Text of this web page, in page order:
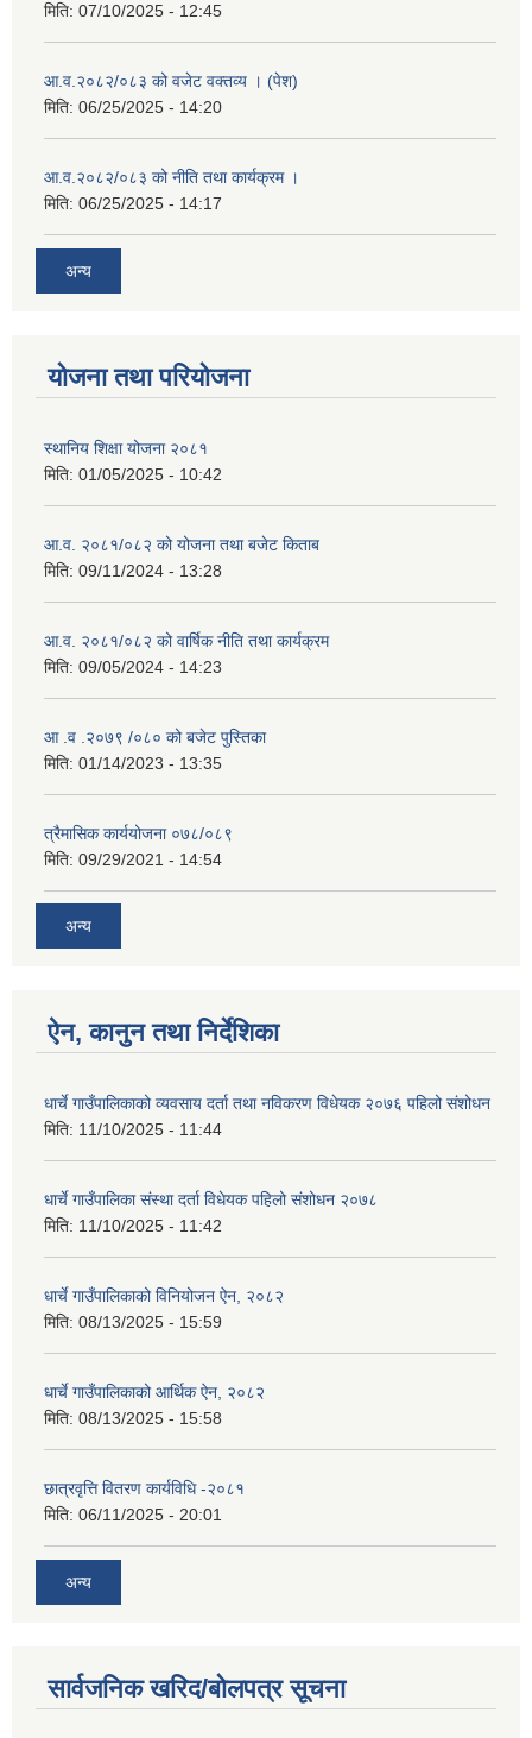
मिति: 07/10/2025 - 12:45
आ.व.२०८२/०८३ को वजेट वक्तव्य । (पेश)
मिति: 06/25/2025 - 14:20
आ.व.२०८२/०८३ को नीति तथा कार्यक्रम ।
मिति: 06/25/2025 - 14:17
अन्य
योजना तथा परियोजना
स्थानिय शिक्षा योजना २०८१
मिति: 01/05/2025 - 10:42
आ.व. २०८१/०८२ को योजना तथा बजेट किताब
मिति: 09/11/2024 - 13:28
आ.व. २०८१/०८२ को वार्षिक नीति तथा कार्यक्रम
मिति: 09/05/2024 - 14:23
आ .व .२०७९ /०८० को बजेट पुस्तिका
मिति: 01/14/2023 - 13:35
त्रैमासिक कार्ययोजना ०७८/०८९
मिति: 09/29/2021 - 14:54
अन्य
ऐन, कानुन तथा निर्देशिका
धार्चे गाउँपालिकाको व्यवसाय दर्ता तथा नविकरण विधेयक २०७६ पहिलो संशोधन
मिति: 11/10/2025 - 11:44
धार्चे गाउँपालिका संस्था दर्ता विधेयक पहिलो संशोधन २०७८
मिति: 11/10/2025 - 11:42
धार्चे गाउँपालिकाको विनियोजन ऐन, २०८२
मिति: 08/13/2025 - 15:59
धार्चे गाउँपालिकाको आर्थिक ऐन, २०८२
मिति: 08/13/2025 - 15:58
छात्रवृत्ति वितरण कार्यविधि -२०८१
मिति: 06/11/2025 - 20:01
अन्य
सार्वजनिक खरिद/बोलपत्र सूचना